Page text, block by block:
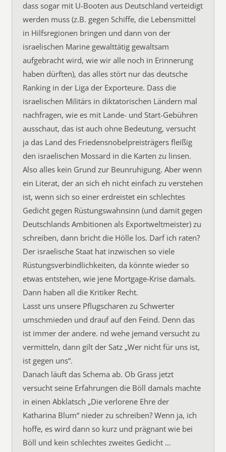
dass sogar mit U-Booten aus Deutschland verteidigt
werden muss (z.B. gegen Schiffe, die Lebensmittel
in Hilfsregionen bringen und dann von der
israelischen Marine gewalttätig gewaltsam
aufgebracht wird, wie wir alle noch in Erinnerung
haben dürften), das alles stört nur das deutsche
Ranking in der Liga der Exporteure. Dass die
israelischen Militärs in diktatorischen Ländern mal
nachfragen, wie es mit Lande- und Start-Gebühren
ausschaut, das ist auch ohne Bedeutung, versucht
ja das Land des Friedensnobelpreisträgers fleißig
den israelischen Mossard in die Karten zu linsen.
Also alles kein Grund zur Beunruhigung. Aber wenn
ein Literat, der an sich eh nicht einfach zu verstehen
ist, wenn sich so einer erdreistet ein schlechtes
Gedicht gegen Rüstungswahnsinn (und damit gegen
Deutschlands Ambitionen als Exportweltmeister) zu
schreiben, dann bricht die Hölle los. Darf ich raten?
Der israelische Staat hat inzwischen so viele
Rüstungsverbindlichkeiten, da könnte wieder so
etwas entstehen, wie jene Mortgage-Krise damals.
Dann haben all die Kritiker Recht.
Lasst uns unsere Pflugscharen zu Schwerter
umschmieden und drauf auf den Feind. Denn das
ist immer der andere. nd wehe jemand versucht zu
vermitteln, dann gilt der Satz „Wer nicht für uns ist,
ist gegen uns“.
Danach läuft das Schema ab. Ob Grass jetzt
versucht seine Erfahrungen die Böll damals machte
in einen Abklatsch „Die verlorene Ehre der
Katharina Blum“ nieder zu schreiben? Wenn ja, ich
hoffe, es wird dann so kurz und prägnant wie bei
Böll und kein schlechtes zweites Gedicht …